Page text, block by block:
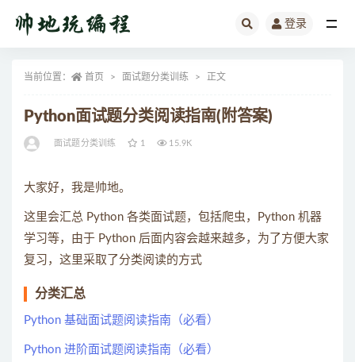
登录
当前位置： 首页 面试题分类训练 正文
Python面试题分类阅读指南(附答案)
面试题分类训练 1 15.9K
大家好，我是帅地。
这里会汇总 Python 各类面试题，包括爬虫，Python 机器
学习等，由于 Python 后面内容会越来越多，为了方便大家
复习，这里采取了分类阅读的方式
分类汇总
Python 基础面试题阅读指南（必看）
Python 进阶面试题阅读指南（必看）